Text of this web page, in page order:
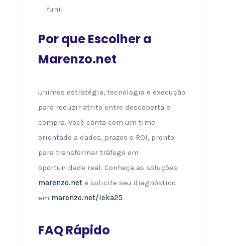
funil.
Por que Escolher a
Marenzo.net
Unimos estratégia, tecnologia e execução
para reduzir atrito entre descoberta e
compra. Você conta com um time
orientado a dados, prazos e ROI, pronto
para transformar tráfego em
oportunidade real. Conheça as soluções:
marenzo.nete solicite seu diagnóstico
em marenzo.net/leka25.
FAQ Rápido